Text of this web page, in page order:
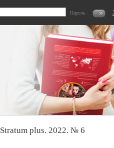
Пароль
Stratum plus. 2022. № 6